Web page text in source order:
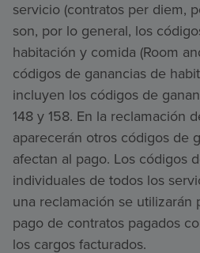
servicio (contratos per diem,
son, por lo general, los
habitación y comida (Room
códigos de ganancias de
incluyen los códigos de
148 y 158. En la reclamación
aparecerán otros códigos de
afectan al pago. Los códigos
individuales de todos los
una reclamación se utilizarán
pago de contratos pagados
los cargos facturados.